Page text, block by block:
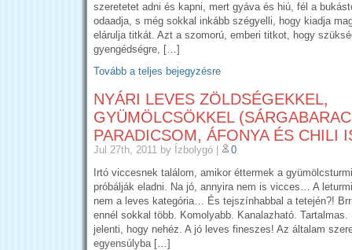
szeretetet adni és kapni, mert gyáva és hiú, fél a
odaadja, s még sokkal inkább szégyelli, hogy kiadja
elárulja titkát. Azt a szomorú, emberi titkot, hogy
gyengédségre, […]
Tovább a teljes bejegyzésre
NYÁRI LEVES ZÖLDSÉGEKKEL,
GYÜMÖLCSÖKKEL
PARADICSOM, ÁFONYA ÉS CHILI
Jul 27th, 2011 by Ízbolygó
0
Irtó viccesnek találom, amikor éttermek a
próbálják eladni. Na jó, annyira nem is vicces… A
nem a leves kategória… És tejszínhabbal a tetején?!
ennél sokkal több. Komolyabb. Kanalazható.
jelenti, hogy nehéz. A jó leves fineszes! Az általam
egyensúlyba […]